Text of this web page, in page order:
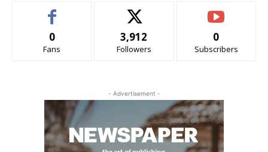
0
Fans
3,912
Followers
0
Subscribers
- Advertisement -